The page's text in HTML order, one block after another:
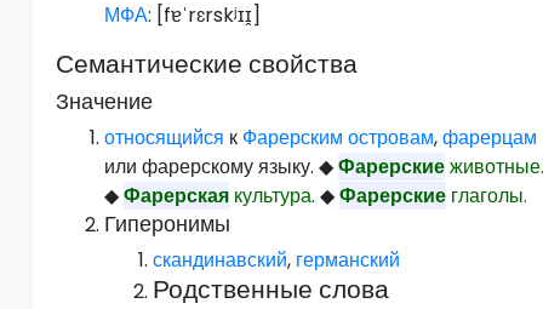
МФА: [fɐˈrɛrskʲɪɪ̯]
Семантические свойства
Значение
относящийся к Фарерским островам,фарерцам
или фарерскому языку.◆Фарерские
◆Фарерская культура.◆Фарерские глаголы.
Гиперонимы
скандинавский, германский
Родственные слова